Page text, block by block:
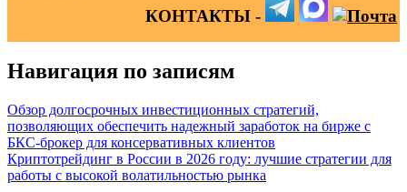
КОНТАКТЫ -
Навигация по записям
Обзор долгосрочных инвестиционных стратегий,
позволяющих обеспечить надежный заработок на бирже с
БКС-брокер для консервативных клиентов
Криптотрейдинг в России в 2026 году: лучшие стратегии для
работы с высокой волатильностью рынка